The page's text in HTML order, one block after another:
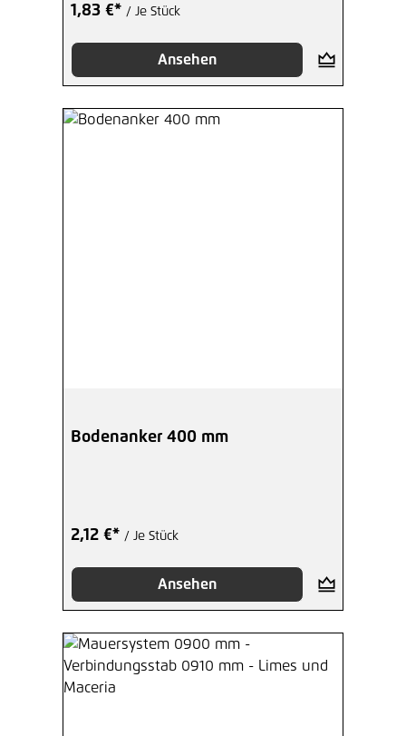
1,83 €* / Je Stück
Ansehen
Bodenanker 400 mm
2,12 €* / Je Stück
Ansehen